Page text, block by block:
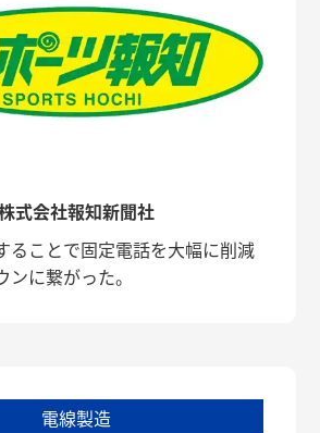
式会社報知新聞社
ることで固定電話を大幅に削減
ンに繋がった。
電線製造